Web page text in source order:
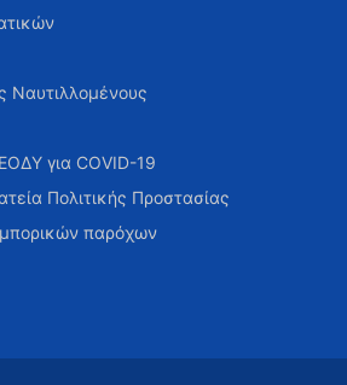
Ναυτιλλομένους
για COVID-19
Πολιτικής Προστασίας
παρόχων